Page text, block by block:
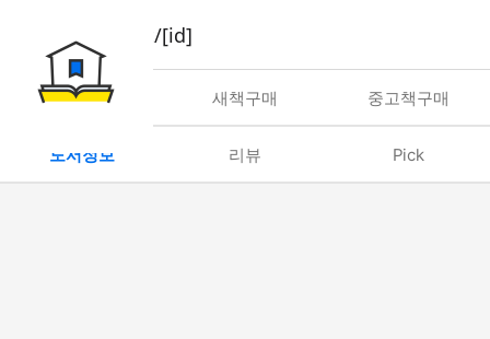
book/rent/[id]
대여 새책구매 중고책구매
도서정보 리뷰 Pick